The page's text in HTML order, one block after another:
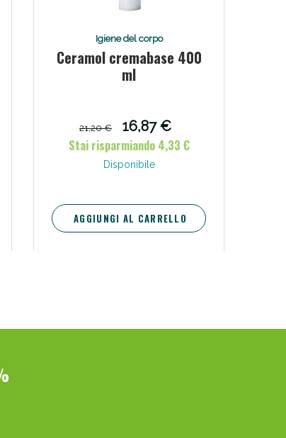
Igiene del corpo
Ceramol cremabase 400
ml
21,20 €
16,87 €
Stai risparmiando 4,33 €
Disponibile
AGGIUNGI AL CARRELLO